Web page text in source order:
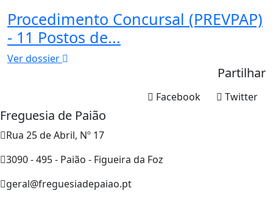
Procedimento Concursal (PREVPAP)
- 11 Postos de...
Ver dossier
Partilhar
Twitter
Facebook
Freguesia de Paião
Rua 25 de Abril, Nº 17
3090 - 495 - Paião - Figueira da Foz
geral@freguesiadepaiao.pt